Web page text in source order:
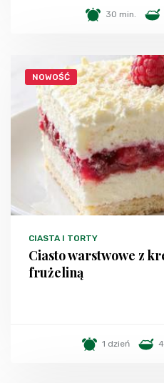
30 min.
NOWOŚĆ
CIASTA I TORTY
Ciasto warstwowe z
frużeliną
1 dzień